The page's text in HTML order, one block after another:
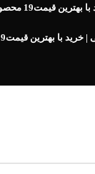
بهترین قیمت19 محصول
| خرید با بهترین قیمت9 محصول